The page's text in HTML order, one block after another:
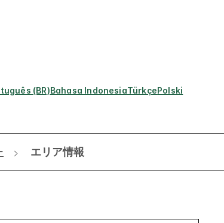
(BR)Bahasa IndonesiaTürkçePolski
エリア情報